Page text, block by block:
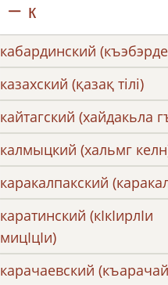
к
кабардинский
казахский (қазақ тілі)
кайтагский (хайдакьла
калмыцкий (хальмг
каракалпакский
каратинский (кIкIирлIи
мицIцIи)
карачаевский